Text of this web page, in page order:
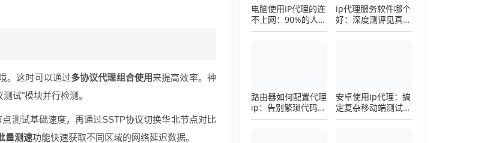
。这时可以通过多协议代理组合使用来提高效率。神
试"模块并行检测。
测试基础速度，再通过SSTP协议切换华北节点对比
量测速功能快速获取不同区域的网络延迟数据。
电脑使用IP代理的连
不上网：90%的人踩
过这个坑，一招修复
ip代理服务软件哪个
好：深度测评见真
章，帮你把钱花在刀
路由器如何配置代理
ip：告别繁琐代码，
详解底层配置逻辑
安卓使用ip代理：搞
定复杂移动端测试环
境的超详细配置手册